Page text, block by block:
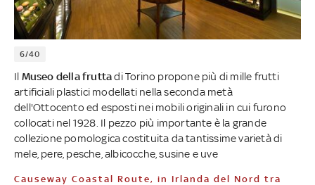
6/40
Il Museo della fruttadi Torino propone più di mille frutti
artificiali plastici modellati nella seconda metà
dell'Ottocento ed esposti nei mobili originali in cui furono
collocati nel 1928. Il pezzo più importante è la grande
collezione pomologica costituita da tantissime varietà di
mele, pere, pesche, albicocche, susine e uve
Causeway Coastal Route, in Irlanda del Nord tra